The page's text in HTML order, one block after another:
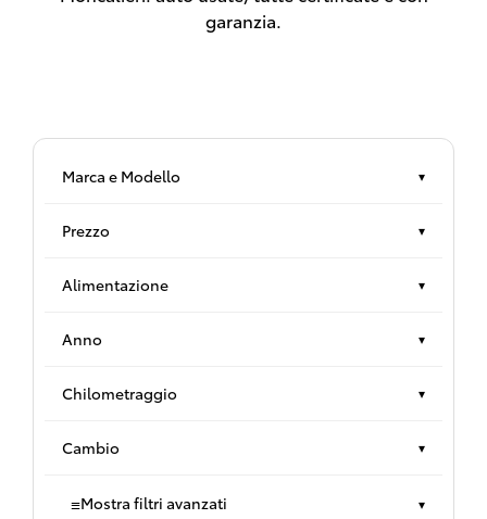
garanzia.
Marca e Modello ▾
Prezzo ▾
Alimentazione ▾
Anno ▾
Chilometraggio ▾
Cambio ▾
≡Mostra filtri avanzati ▾